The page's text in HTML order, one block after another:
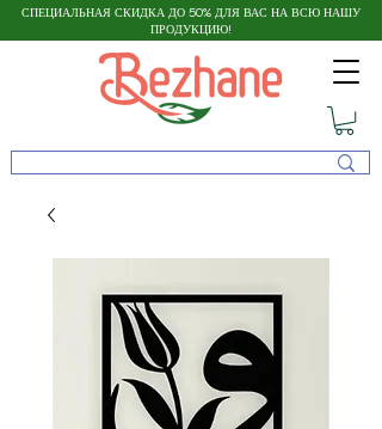
СПЕЦИАЛЬНАЯ СКИДКА ДО 50% ДЛЯ ВАС НА ВСЮ НАШУ
ПРОДУКЦИЮ!